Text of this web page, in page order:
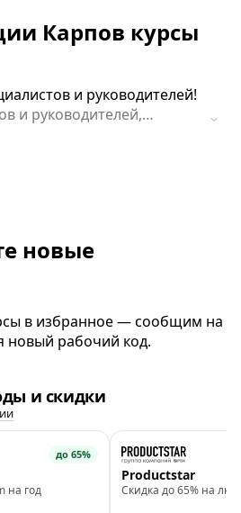
Карпов курсы
и руководителей!
и руководителей,
использовать ChatGPT,
процессы и
задачи. За 3,5
собственную
свои рабочие задачи без
получат диплом ИТМО о
новые
в избранное — сообщим на
новый рабочий код.
и скидки
до 65%
на год
Productstar
Скидка до 65% на